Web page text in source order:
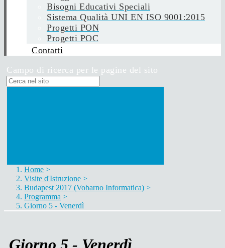
Bisogni Educativi Speciali
Sistema Qualità UNI EN ISO 9001:2015
Progetti PON
Progetti POC
Contatti
Campo di ricerca per le pagine del sito
Home >
Visite d'Istruzione >
Budapest 2017 (Vobarno Informatica) >
Programma >
Giorno 5 - Venerdì
Giorno 5 - Venerdì